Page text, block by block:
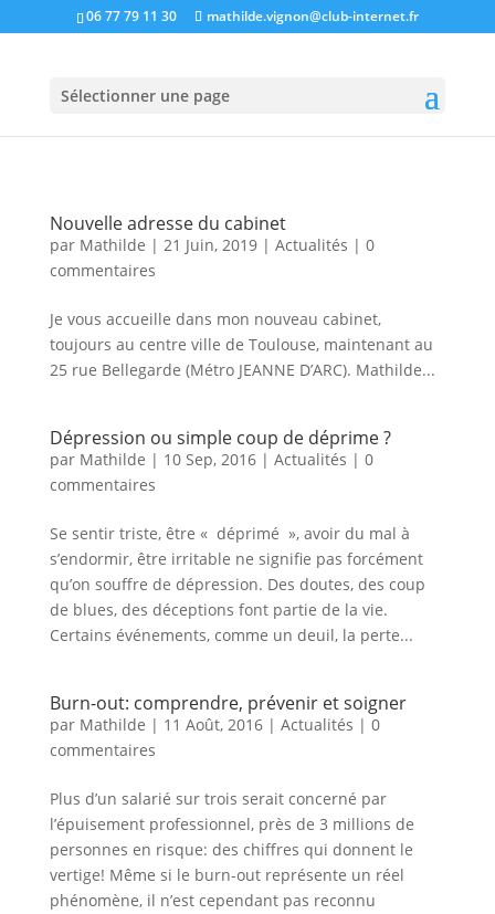
06 77 79 11 30 mathilde.vignon@club-internet.fr
Sélectionner une page
Nouvelle adresse du cabinet
par Mathilde | 21 Juin, 2019| Actualités | 0
commentaires
Je vous accueille dans mon nouveau cabinet,
toujours au centre ville de Toulouse, maintenant au
25 rue Bellegarde (Métro JEANNE D’ARC). Mathilde...
Dépression ou simple coup de déprime ?
par Mathilde | 10 Sep, 2016| Actualités | 0
commentaires
Se sentir triste, être « déprimé », avoir du mal à
s’endormir, être irritable ne signifie pas forcément
qu’on souffre de dépression. Des doutes, des coup
de blues, des déceptions font partie de la vie.
Certains événements, comme un deuil, la perte...
Burn-out: comprendre, prévenir et soigner
par Mathilde | 11 Août, 2016| Actualités | 0
commentaires
Plus d’un salarié sur trois serait concerné par
l’épuisement professionnel, près de 3 millions de
personnes en risque: des chiffres qui donnent le
vertige! Même si le burn-out représente un réel
phénomène, il n’est cependant pas reconnu